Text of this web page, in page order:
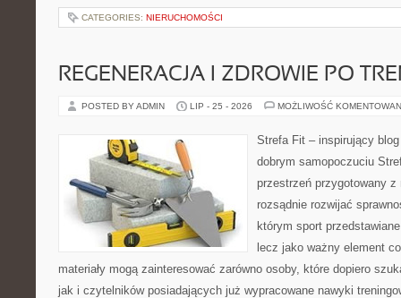
CATEGORIES: NIERUCHOMOŚCI
REGENERACJA I ZDROWIE PO
POSTED BY ADMIN LIP - 25 - 2026 MOŻLIWOŚĆ
Strefa Fit – inspirujący
dobrym samopoczuciu
przestrzeń przygotowany
rozsądnie rozwijać
którym sport
lecz jako ważny element
materiały mogą zainteresować zarówno osoby, które dopiero
jak i czytelników posiadających już wypracowane nawyki